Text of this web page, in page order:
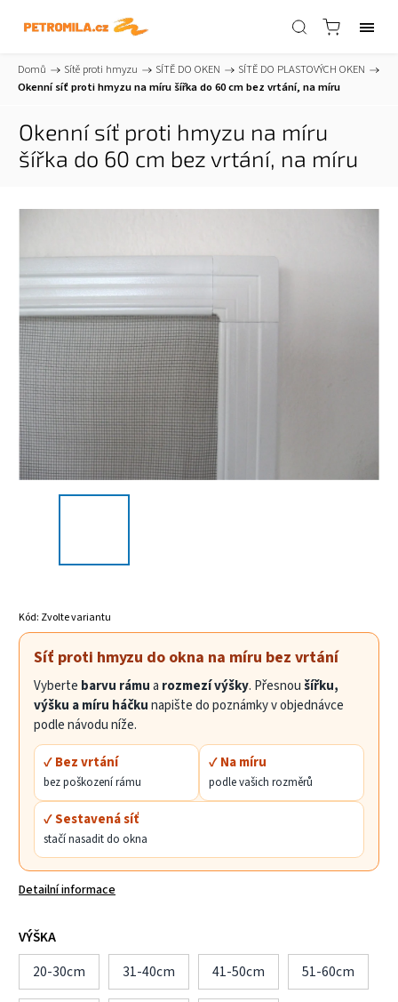
Domů / Sítě proti hmyzu / SÍTĚ DO OKEN / SÍTĚ DO PLASTOVÝCH OKEN /
Okenní síť proti hmyzu na míru šířka do 60 cmbez vrtání, na míru
Okenní síť proti hmyzu na míru
šířka do 60 cm bez vrtání, na míru
Kód: Zvolte variantu
Síť proti hmyzu do okna na míru bez vrtání
Vyberte barvu rámua rozmezí výšky. Přesnoušířku,
výšku a míru háčkunapište do poznámky v objednávce
podle návodu níže.
✓ Bez vrtání
bez poškození rámu
✓ Na míru
podle vašich rozměrů
✓ Sestavená síť
stačí nasadit do okna
Detailní informace
VÝŠKA
20-30cm
31-40cm 41-50cm 51-60cm